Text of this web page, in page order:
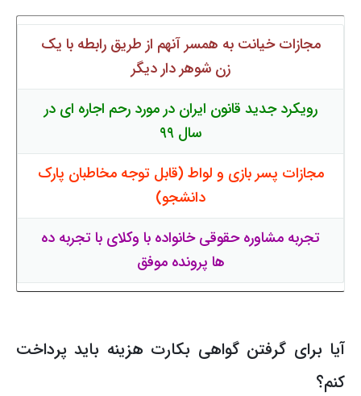
مجازات خیانت به همسر آنهم از طریق رابطه با یک
زن شوهر دار دیگر
رویکرد جدید قانون ایران در مورد رحم اجاره ای در
سال ۹۹
مجازات پسر بازی و لواط (قابل توجه مخاطبان پارک
دانشجو)
تجربه مشاوره حقوقی خانواده با وکلای با تجربه ده
ها پرونده موفق
آیا برای گرفتن گواهی بکارت هزینه باید پرداخت
کنم؟